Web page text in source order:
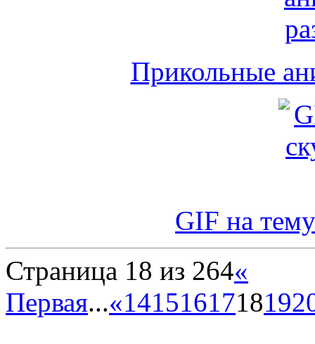
Прикольные
GIF на
Страница 18 из 264«
Первая...«141516171819